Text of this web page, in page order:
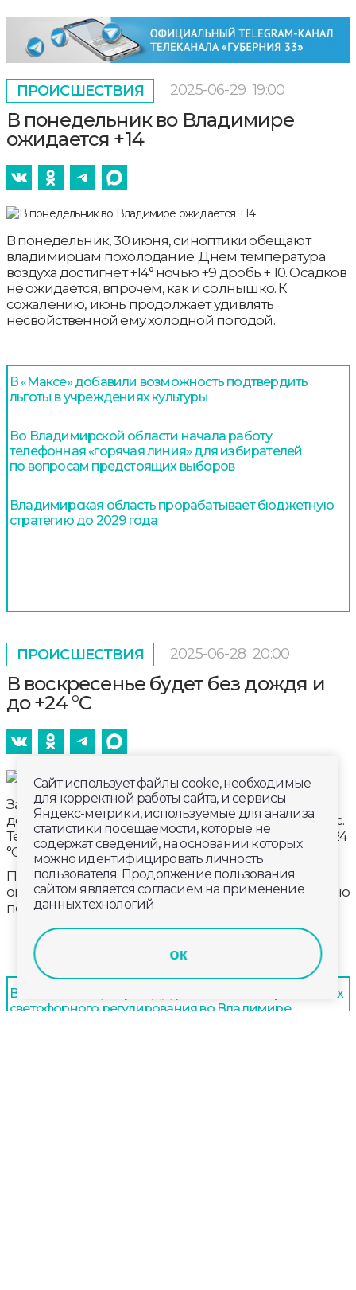
ПРОИСШЕСТВИЯ 2025-06-29 19:00
В понедельник во Владимире
ожидается +14
В понедельник, 30 июня, синоптики обещают
владимирцам похолодание. Днём температура
воздуха достигнет +14° ночью +9 дробь + 10. Осадков
не ожидается, впрочем, как и солнышко. К
сожалению, июнь продолжает удивлять
несвойственной ему холодной погодой.
В «Максе» добавили возможность подтвердить
льготы в учреждениях культуры
Во Владимирской области начала работу
телефонная «горячая линия» для избирателей
по вопросам предстоящих выборов
Владимирская область прорабатывает бюджетную
стратегию до 2029 года
ПРОИСШЕСТВИЯ 2025-06-28 20:00
В воскресенье будет без дождя и
до +24 °С
Завтра, 29 июня владметеослужба прогнозирует
день бе осадков. Будет дуть южный ветер - 3 – 8 м/с.
Температура воздуха ночью +5…+10 °С, днём +19…+24
°С.
По народным приметам, если туман с вечера
опускается вниз и ложится на землю – к улучшению
погоды.
В областном Центре БДД рассказали о перспективах
светофорного регулирования во Владимире
Сайт использует файлы cookie, необходимые
для корректной работы сайта, и сервисы
Яндекс-метрики, используемые для анализа
статистики посещаемости, которые не
содержат сведений, на основании которых
можно идентифицировать личность
пользователя. Продолжение пользования
сайтом является согласием на применение
данных технологий
ок